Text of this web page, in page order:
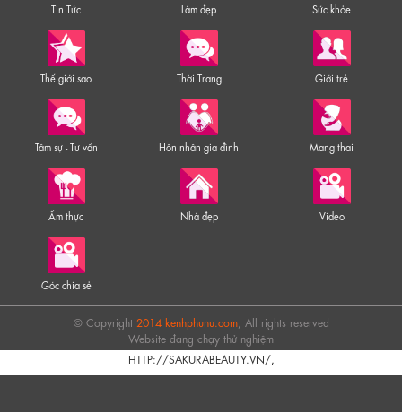
Tin Tức Làm đẹp Sức khỏe
Thế giới sao Thời Trang Giới trẻ
Tâm sự - Tư vấn Hôn nhân gia đình Mang thai
Ẩm thực Nhà đẹp Video
Góc chia sẻ
© Copyright 2014 kenhphunu.com, All rights reserved
Website đang chạy thử nghiệm
HTTP://SAKURABEAUTY.VN/,